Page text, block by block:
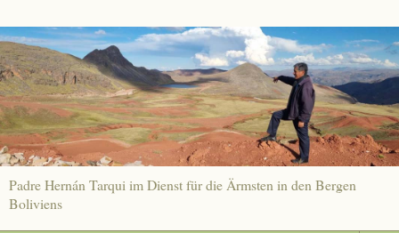
Padre Hernán Tarqui im Dienst für die Ärmsten in den Bergen
Boliviens